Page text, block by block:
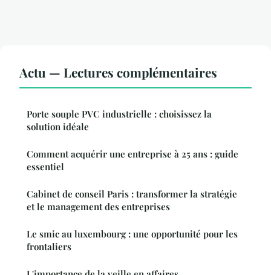
Actu — Lectures complémentaires
Porte souple PVC industrielle : choisissez la
solution idéale
Comment acquérir une entreprise à 25 ans : guide
essentiel
Cabinet de conseil Paris : transformer la stratégie
et le management des entreprises
Le smic au luxembourg : une opportunité pour les
frontaliers